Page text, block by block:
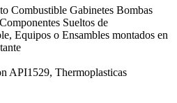
Combustible Gabinetes Bombas
Sueltos de
Equipos o Ensambles montados en
API1529, Thermoplasticas